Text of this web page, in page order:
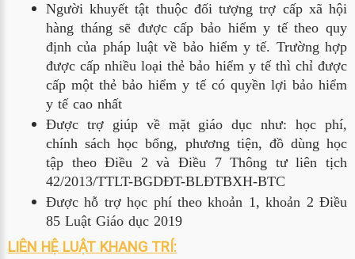
Người khuyết tật thuộc đối tượng trợ cấp xã hội
hàng tháng sẽ được cấp bảo hiểm y tế theo quy
định của pháp luật về bảo hiểm y tế. Trường hợp
được cấp nhiều loại thẻ bảo hiểm y tế thì chỉ được
cấp một thẻ bảo hiểm y tế có quyền lợi bảo hiểm
y tế cao nhất
Được trợ giúp về mặt giáo dục như: học phí,
chính sách học bổng, phương tiện, đồ dùng học
tập theo Điều 2 và Điều 7 Thông tư liên tịch
42/2013/TTLT-BGDĐT-BLĐTBXH-BTC
Được hỗ trợ học phí theo khoản 1, khoản 2 Điều
85 Luật Giáo dục 2019
LIÊN HỆ LUẬT KHANG TRÍ: